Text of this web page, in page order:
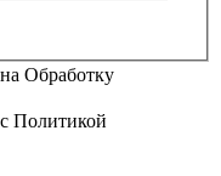
Обработку
Политикой